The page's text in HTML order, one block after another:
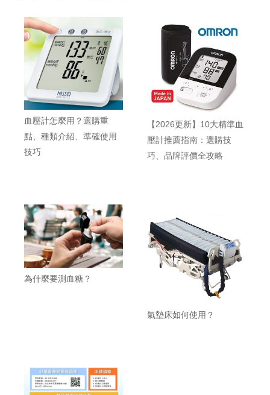
血壓計怎麼用？選購重
點、種類介紹、準確使用
技巧
【2026更新】10大精準血
壓計推薦指南：選購技
巧、品牌評價全攻略
為什麼要測血糖？
氣墊床如何使用？